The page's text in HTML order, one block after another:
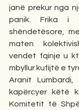
janë prekur nga
panik. Frika i
shëndetësore,
maten
vendet fqinje u
mbyllur kufijtë e
Aranit
kapërcyer këtë
Komitetit të